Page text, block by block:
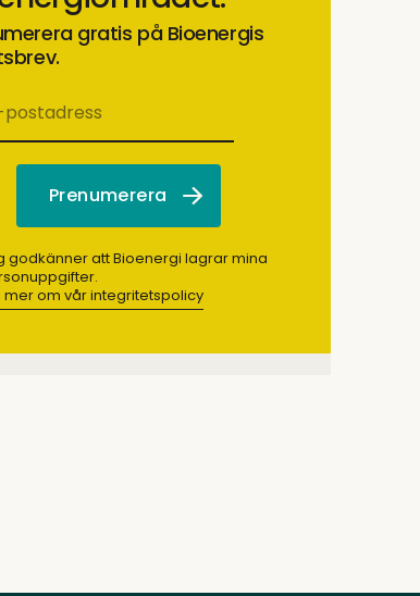
gratis på Bioenergis
godkänner att Bioenergi lagrar mina
mer om vår integritetspolicy